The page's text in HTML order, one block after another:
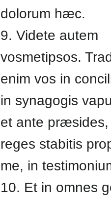
dolorum hæc.
9. Videte autem
vosmetipsos.
enim vos in
in synagogis
et ante
reges stabitis
me, in
10. Et in omnes